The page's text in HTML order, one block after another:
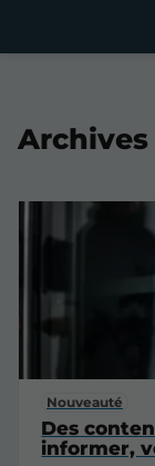
Archives
Nouveauté
Des
informer,